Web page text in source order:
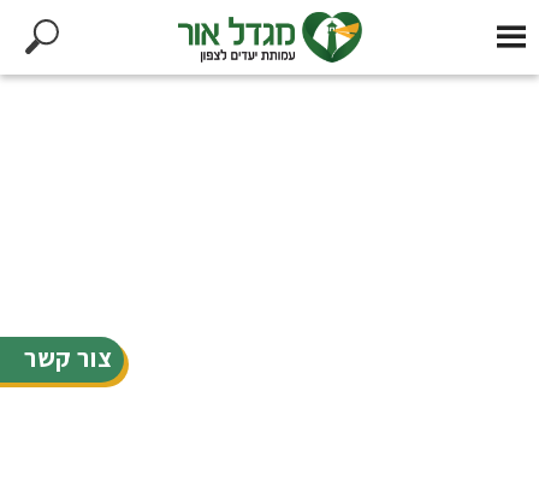
צור קשר